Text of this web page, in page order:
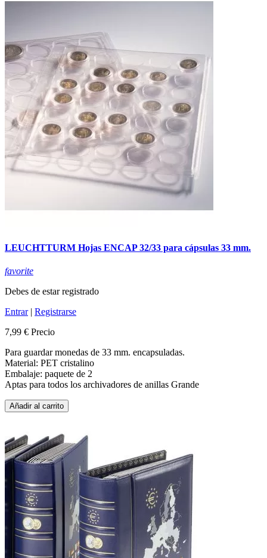
LEUCHTTURM Hojas ENCAP 32/33 para cápsulas 33 mm.
favorite
Debes de estar registrado
Entrar| Registrarse
7,99 € Precio
Para guardar monedas de 33 mm. encapsuladas.
Material: PET cristalino
Embalaje: paquete de 2
Aptas para todos los archivadores de anillas Grande
Añadir al carrito